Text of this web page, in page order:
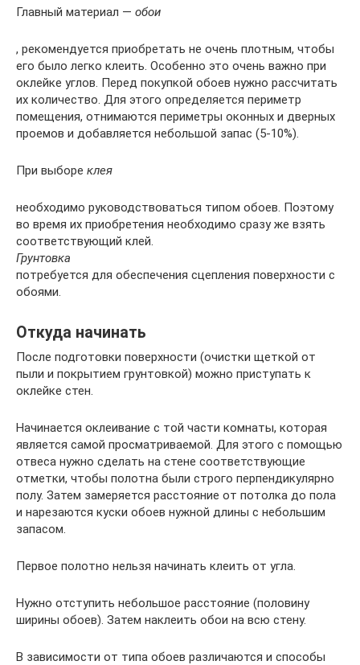
Главный материал — обои
, рекомендуется приобретать не очень плотным, чтобы
его было легко клеить. Особенно это очень важно при
оклейке углов. Перед покупкой обоев нужно рассчитать
их количество. Для этого определяется периметр
помещения, отнимаются периметры оконных и дверных
проемов и добавляется небольшой запас (5-10%).
При выборе клея
необходимо руководствоваться типом обоев. Поэтому
во время их приобретения необходимо сразу же взять
соответствующий клей.
Грунтовка
потребуется для обеспечения сцепления поверхности с
обоями.
Откуда начинать
После подготовки поверхности (очистки щеткой от
пыли и покрытием грунтовкой) можно приступать к
оклейке стен.
Начинается оклеивание с той части комнаты, которая
является самой просматриваемой. Для этого с помощью
отвеса нужно сделать на стене соответствующие
отметки, чтобы полотна были строго перпендикулярно
полу. Затем замеряется расстояние от потолка до пола
и нарезаются куски обоев нужной длины с небольшим
запасом.
Первое полотно нельзя начинать клеить от угла.
Нужно отступить небольшое расстояние (половину
ширины обоев). Затем наклеить обои на всю стену.
В зависимости от типа обоев различаются и способы